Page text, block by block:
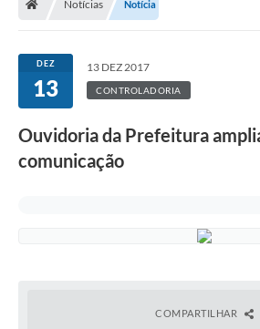
Notícias Notícia
DEZ
13
13 DEZ 2017
CONTROLADORIA
Ouvidoria da Prefeitura
comunicação
COMPARTILHAR